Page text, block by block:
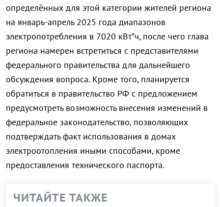
определённых для этой категории жителей региона
на январь-апрель 2025 года диапазонов
электропотребления в 7020 кВт*ч, после чего глава
региона намерен встретиться с представителями
федерального правительства для дальнейшего
обсуждения вопроса. Кроме того, планируется
обратиться в правительство РФ с предложением
предусмотреть возможность внесения изменений в
федеральное законодательство, позволяющих
подтверждать факт использования в домах
электроотопления иными способами, кроме
предоставления технического паспорта.
ЧИТАЙТЕ ТАКЖЕ